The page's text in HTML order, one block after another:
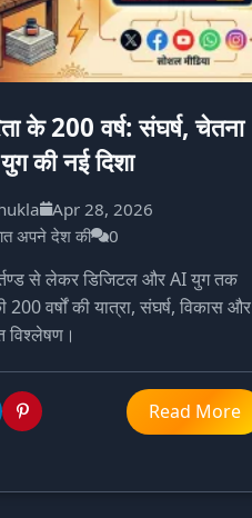
के 200 वर्ष: संघर्ष, चेतना
की नई दिशा
Apr 28, 2026
अपने देश की
0
से लेकर डिजिटल और AI युग तक
200 वर्षों की यात्रा, संघर्ष, विकास और
विश्लेषण।
Read More